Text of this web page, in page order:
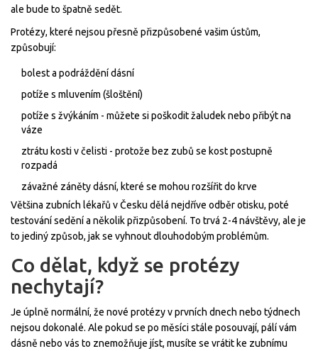
ale bude to špatně sedět.
Protézy, které nejsou přesně přizpůsobené vašim ústům,
způsobují:
bolest a podráždění dásní
potíže s mluvením (šloštění)
potíže s žvýkáním - můžete si poškodit žaludek nebo přibýt na
váze
ztrátu kosti v čelisti - protože bez zubů se kost postupně
rozpadá
závažné záněty dásní, které se mohou rozšířit do krve
Většina zubních lékařů v Česku dělá nejdříve odběr otisku, poté
testování sedění a několik přizpůsobení. To trvá 2-4 návštěvy, ale je
to jediný způsob, jak se vyhnout dlouhodobým problémům.
Co dělat, když se protézy
nechytají?
Je úplně normální, že nové protézy v prvních dnech nebo týdnech
nejsou dokonalé. Ale pokud se po měsíci stále posouvají, pálí vám
dásně nebo vás to znemožňuje jíst, musíte se vrátit ke zubnímu